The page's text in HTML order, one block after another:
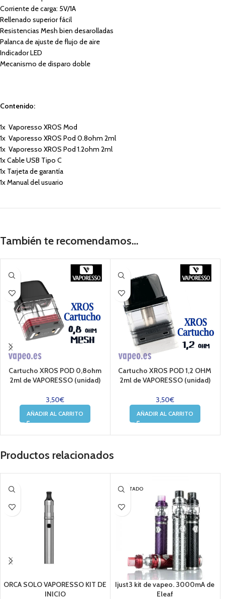
Corriente de carga: 5V/1A
Rellenado superior fácil
Resistencias Mesh bien desarolladas
Palanca de ajuste de flujo de aire
Indicador LED
Mecanismo de disparo doble
Contenido:
1x Vaporesso XROS Mod
1x Vaporesso XROS Pod 0.8ohm 2ml
1x Vaporesso XROS Pod 1.2ohm 2ml
1x Cable USB Tipo C
1x Tarjeta de garantía
1x Manual del usuario
También te recomendamos…
Cartucho XROS POD 0,8ohm
2ml de VAPORESSO (unidad)
3,50€
AÑADIR AL CARRITO
Cartucho XROS POD 1,2 OHM
2ml de VAPORESSO (unidad)
3,50€
AÑADIR AL CARRITO
Productos relacionados
ORCA SOLO VAPORESSO KIT DE
INICIO
AGOTADO
Ijust3 kit de vapeo. 3000mA de
Eleaf